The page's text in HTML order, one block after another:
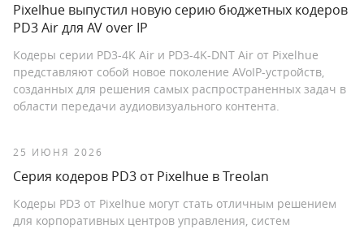
Pixelhue выпустил новую серию бюджетных кодеров
PD3 Air для AV over IP
Кодеры серии PD3-4K Air и PD3-4K-DNT Air от Pixelhue
представляют собой новое поколение AVoIP-устройств,
созданных для решения самых распространенных задач в
области передачи аудиовизуального контента.
25 ИЮНЯ 2026
Серия кодеров PD3 от Pixelhue в Treolan
Кодеры PD3 от Pixelhue могут стать отличным решением
для корпоративных центров управления, систем